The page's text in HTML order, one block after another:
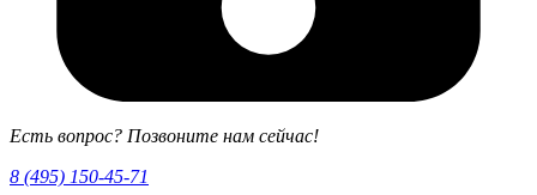
Есть вопрос? Позвоните нам сейчас!
8 (495) 150-45-71